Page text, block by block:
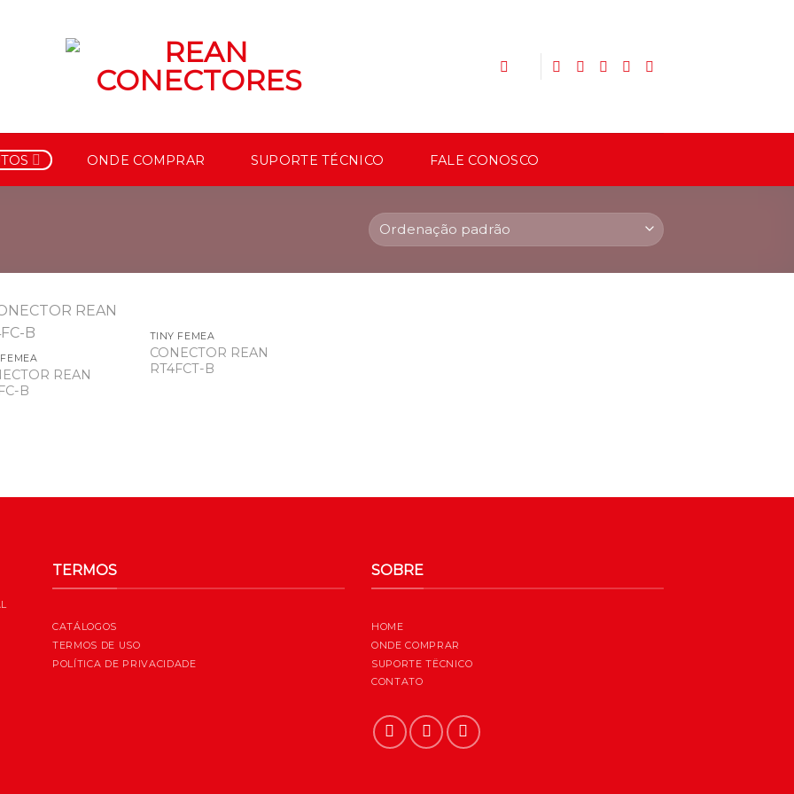
ONDE COMPRAR SUPORTE TÉCNICO FALE CONOSCO
REAN
B
TINY FEMEA
CONECTOR REAN
RT4FCT-B
TERMOS
CATÁLOGOS
TERMOS DE USO
POLÍTICA DE PRIVACIDADE
SOBRE
HOME
ONDE COMPRAR
SUPORTE TËCNICO
CONTATO